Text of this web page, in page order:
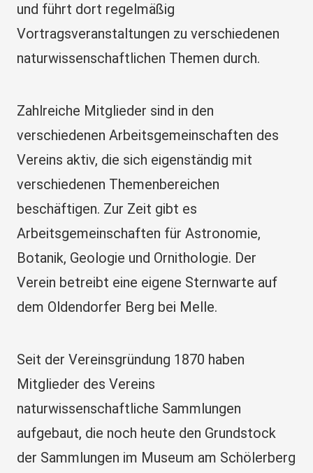
und führt dort regelmäßig
Vortragsveranstaltungen zu verschiedenen
naturwissenschaftlichen Themen durch.
Zahlreiche Mitglieder sind in den
verschiedenen Arbeitsgemeinschaften des
Vereins aktiv, die sich eigenständig mit
verschiedenen Themenbereichen
beschäftigen. Zur Zeit gibt es
Arbeitsgemeinschaften für Astronomie,
Botanik, Geologie und Ornithologie. Der
Verein betreibt eine eigene Sternwarte auf
dem Oldendorfer Berg bei Melle.
Seit der Vereinsgründung 1870 haben
Mitglieder des Vereins
naturwissenschaftliche Sammlungen
aufgebaut, die noch heute den Grundstock
der Sammlungen im Museum am Schölerberg